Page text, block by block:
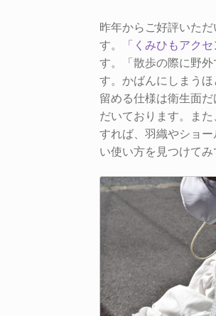
昨年からご好評いただ
す。
「くみひもアクセ
す。「散歩の際に野
す。かばんにしまう
留める仕様は衛生面
だいております。ま
すれば、羽織やショ
い使い方を見つけてみ